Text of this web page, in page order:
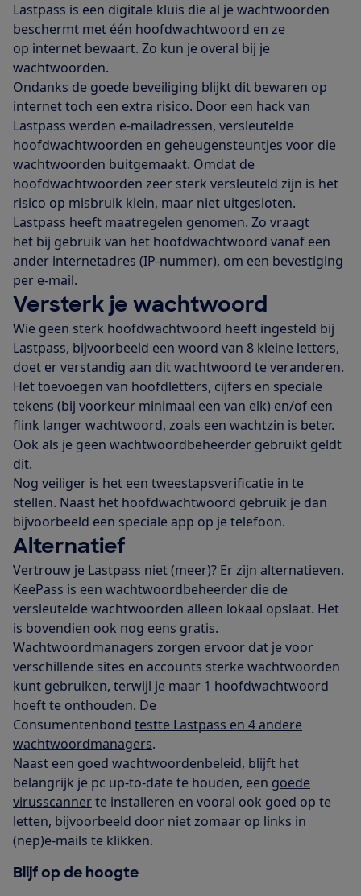
Lastpass is een digitale kluis die al je wachtwoorden
beschermt met één hoofdwachtwoord en ze
op internet bewaart. Zo kun je overal bij je
wachtwoorden.
Ondanks de goede beveiliging blijkt dit bewaren op
internet toch een extra risico. Door een hack van
Lastpass werden e-mailadressen, versleutelde
hoofdwachtwoorden en geheugensteuntjes voor die
wachtwoorden buitgemaakt. Omdat de
hoofdwachtwoorden zeer sterk versleuteld zijn is het
risico op misbruik klein, maar niet uitgesloten.
Lastpass heeft maatregelen genomen. Zo vraagt
het bij gebruik van het hoofdwachtwoord vanaf een
ander internetadres (IP-nummer), om een bevestiging
per e-mail.
Versterk je wachtwoord
Wie geen sterk hoofdwachtwoord heeft ingesteld bij
Lastpass, bijvoorbeeld een woord van 8 kleine letters,
doet er verstandig aan dit wachtwoord te veranderen.
Het toevoegen van hoofdletters, cijfers en speciale
tekens (bij voorkeur minimaal een van elk) en/of een
flink langer wachtwoord, zoals een wachtzin is beter.
Ook als je geen wachtwoordbeheerder gebruikt geldt
dit.
Nog veiliger is het een tweestapsverificatie in te
stellen. Naast het hoofdwachtwoord gebruik je dan
bijvoorbeeld een speciale app op je telefoon.
Alternatief
Vertrouw je Lastpass niet (meer)? Er zijn alternatieven.
KeePass is een wachtwoordbeheerder die de
versleutelde wachtwoorden alleen lokaal opslaat. Het
is bovendien ook nog eens gratis.
Wachtwoordmanagers zorgen ervoor dat je voor
verschillende sites en accounts sterke wachtwoorden
kunt gebruiken, terwijl je maar 1 hoofdwachtwoord
hoeft te onthouden. De
Consumentenbond testte Lastpass en 4 andere
wachtwoordmanagers.
Naast een goed wachtwoordenbeleid, blijft het
belangrijk je pc up-to-date te houden, een goede
virusscannerte installeren en vooral ook goed op te
letten, bijvoorbeeld door niet zomaar op links in
(nep)e-mails te klikken.
Blijf op de hoogte